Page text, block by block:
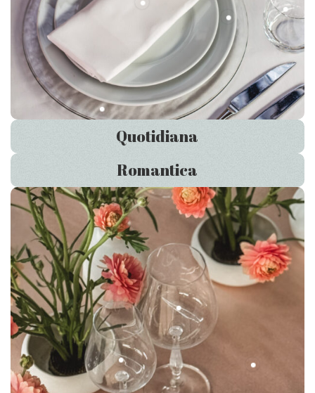
Quotidiana
Romantica